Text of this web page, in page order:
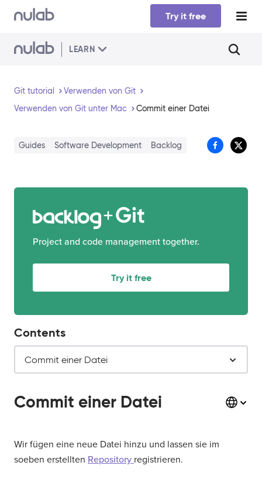
Skip to main content
Try it free
LEARN
Git tutorial
Verwenden von Git
Verwenden von Git unter Mac
Commit einer Datei
Guides Software Development Backlog
Git
Project and code management together.
Try it free
Commit einer Datei
Wir fügen eine neue Datei hinzu und lassen sie im
soeben erstellten Repository registrieren.
Contents
Commit einer Datei